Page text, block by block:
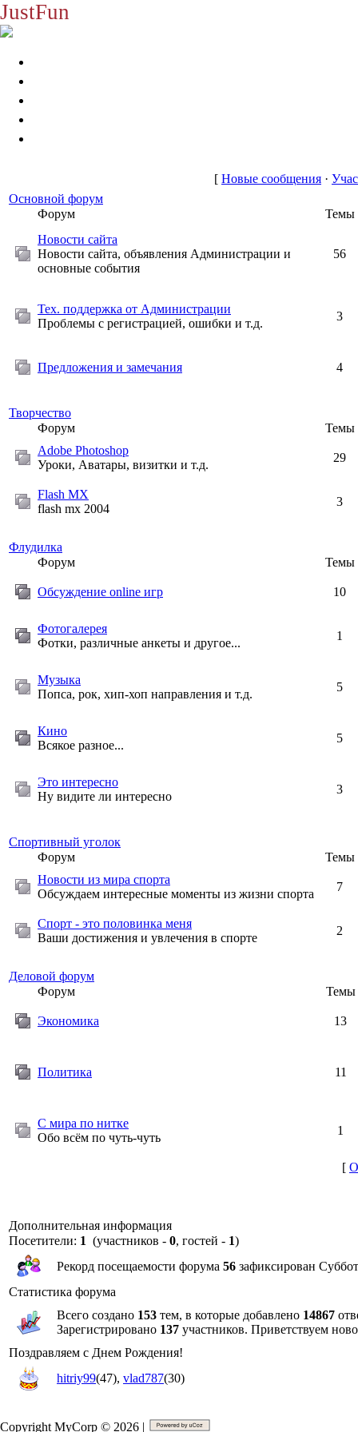
JustFun
[ Новые сообщения ·
Основной форум
Форум
Темы
Новости сайта
Новости сайта, объявления Администрации и
основные события
56
Тех. поддержка от Администрации
Проблемы с регистрацией, ошибки и т.д.
3
Предложения и замечания 4
Творчество
Форум
Темы
Adobe Photoshop
Уроки, Аватары, визитки и т.д.
29
Flash MX
flash mx 2004
3
Флудилка
Форум
Темы
Обсуждение online игр 10
Фотогалерея
Фотки, различные анкеты и другое...
1
Музыка
Попса, рок, хип-хоп направления и т.д.
5
Кино
Всякое разное...
5
Это интересно
Ну видите ли интересно
3
Спортивный уголок
Форум
Темы
Новости из мира спорта
Обсуждаем интересные моменты из жизни спорта
7
Спорт - это половинка меня
Ваши достижения и увлечения в спорте
2
Деловой форум
Форум
Темы
Экономика 13
Политика 11
С мира по нитке
Обо всём по чуть-чуть
1
[
Дополнительная информация
Посетители: 1 (участников - 0, гостей - 1)
Рекорд посещаемости форума 56 зафиксирован
Статистика форума
Всего создано 153 тем, в которые добавлено 14867
Зарегистрировано 137 участников. Приветствуем
Поздравляем с Днем Рождения!
hitriy99(47), vlad787(30)
Copyright MyCorp © 2026 |